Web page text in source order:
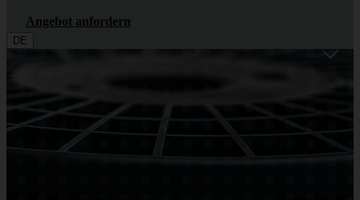
Angebot anfordern
DE